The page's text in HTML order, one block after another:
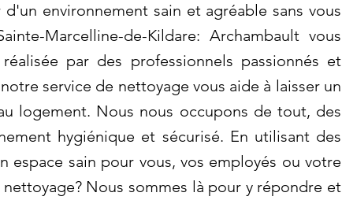
environnement sain et agréable sans vous
Marcelline-de-Kildare: Archambault vous
par des professionnels passionnés et
service de nettoyage vous aide à laisser un
logement. Nous nous occupons de tout, des
hygiénique et sécurisé. En utilisant des
sain pour vous, vos employés ou votre
Nous sommes là pour y répondre et